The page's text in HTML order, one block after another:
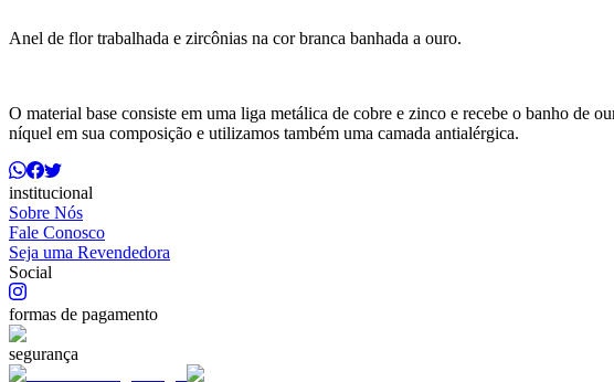
Anel de flor trabalhada e zircônias na cor branca banhada a ouro.
O material base consiste em uma liga metálica de cobre e zinco e recebe o banho de
níquel em sua composição e utilizamos também uma camada antialérgica.
institucional
Sobre Nós
Fale Conosco
Seja uma Revendedora
Social
formas de pagamento
segurança